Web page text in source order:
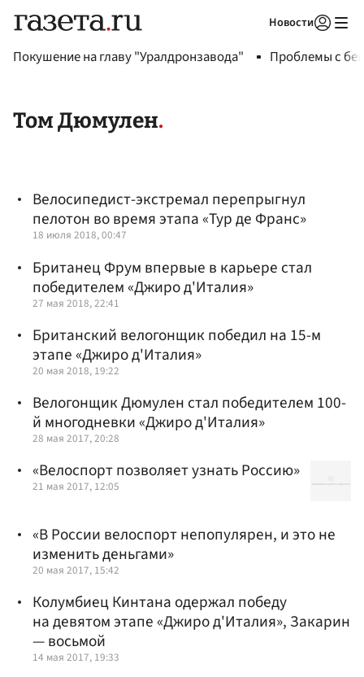
Новости
Покушение на главу "Уралдронзавода" Проблемы с
Том Дюмулен
Велосипедист-экстремал перепрыгнул
пелотон во время этапа «Тур де Франс»
18 июля 2018, 00:47
Британец Фрум впервые в карьере стал
победителем «Джиро д'Италия»
27 мая 2018, 22:41
Британский велогонщик победил на 15-м
этапе «Джиро д'Италия»
20 мая 2018, 19:22
Велогонщик Дюмулен стал победителем 100-
й многодневки «Джиро д'Италия»
28 мая 2017, 20:28
«Велоспорт позволяет узнать Россию»
21 мая 2017, 12:05
«В России велоспорт непопулярен, и это не
изменить деньгами»
20 мая 2017, 15:42
Колумбиец Кинтана одержал победу
на девятом этапе «Джиро д'Италия», Закарин
— восьмой
14 мая 2017, 19:33